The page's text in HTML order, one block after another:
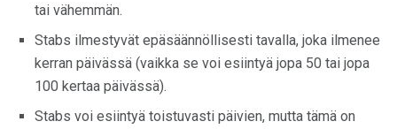
tai vähemmän.
Stabs ilmestyvät epäsäännöllisesti tavalla, joka ilmenee
kerran päivässä (vaikka se voi esiintyä jopa 50 tai jopa
100 kertaa päivässä).
Stabs voi esiintyä toistuvasti päivien, mutta tämä on